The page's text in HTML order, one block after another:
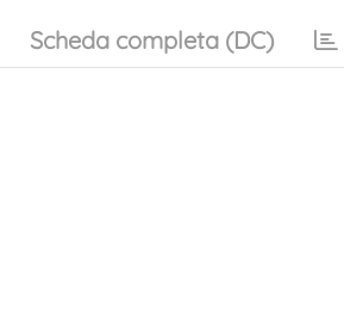
Scheda completa (DC)